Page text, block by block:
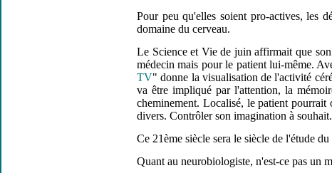
Pour peu qu'elles soient pro-actives, les
domaine du cerveau.
Le Science et Vie de juin affirmait que
médecin mais pour le patient lui-même.
TV" donne la visualisation de l'activité
va être impliqué par l'attention, la
cheminement. Localisé, le patient
divers. Contrôler son imagination à
Ce 21ème siècle sera le siècle de l'étude
Quant au neurobiologiste, n'est-ce pas un